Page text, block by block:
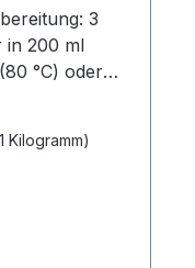
3
in 200 ml
°C) oder
Soja)
Kilogramm)